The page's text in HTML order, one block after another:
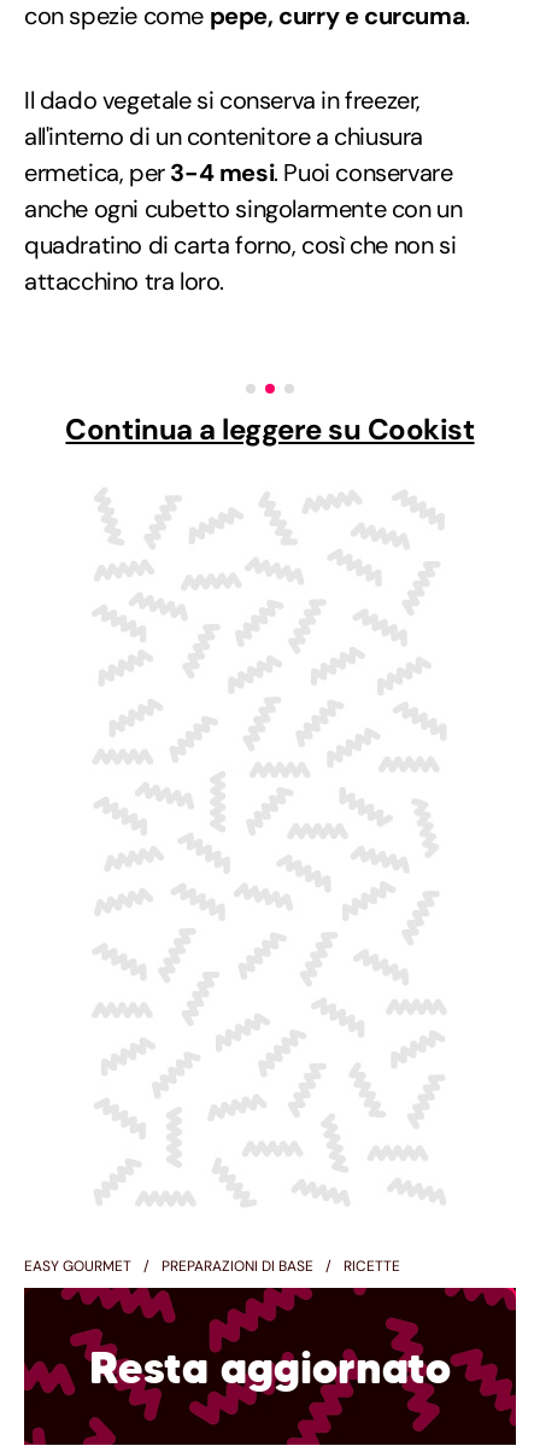
con spezie come pepe, curry e curcuma.
Il dado vegetale si conserva in freezer,
all'interno di un contenitore a chiusura
ermetica, per3-4 mesi. Puoi conservare
anche ogni cubetto singolarmente con un
quadratino di carta forno, così che non si
attacchino tra loro.
Continua a leggere su Cookist
EASY GOURMET PREPARAZIONI DI BASE RICETTE
Resta aggiornato